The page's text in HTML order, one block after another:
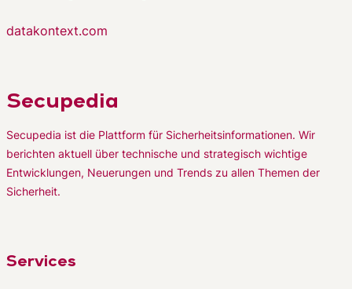
datakontext.com
Secupedia
Secupedia ist die Plattform für Sicherheitsinformationen. Wir
berichten aktuell über technische und strategisch wichtige
Entwicklungen, Neuerungen und Trends zu allen Themen der
Sicherheit.
Services